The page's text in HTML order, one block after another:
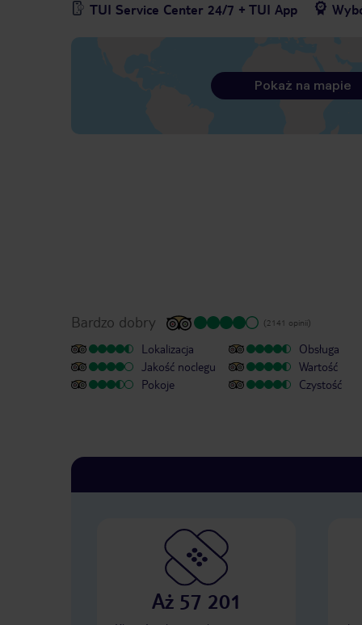
TUI Service Center 24/7 + TUI App
Pokaż na mapie
Bardzo dobry (2141 opinii)
Lokalizacja
Jakość noclegu
Pokoje
Obsługa
Wartość
Czystość
Aż 57 201